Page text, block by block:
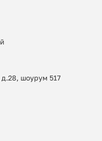
шоурум 517